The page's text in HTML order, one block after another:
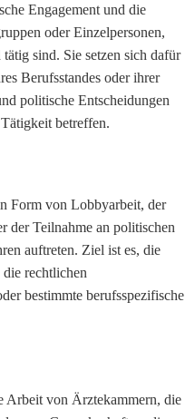
Engagement und die
oder Einzelpersonen,
sind. Sie setzen sich dafür
Berufsstandes oder ihrer
politische Entscheidungen
betreffen.
Form von Lobbyarbeit, der
der Teilnahme an politischen
auftreten. Ziel ist es, die
rechtlichen
bestimmte berufsspezifische
von Ärztekammern, die